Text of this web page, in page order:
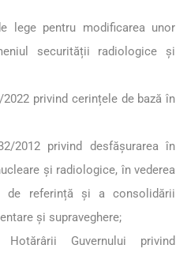
lege pentru modificarea unor
securității radiologice și
privind cerințele de bază în
2012 privind desfășurarea în
și radiologice, în vederea
de referință și a consolidării
și supraveghere;
Hotărârii Guvernului privind